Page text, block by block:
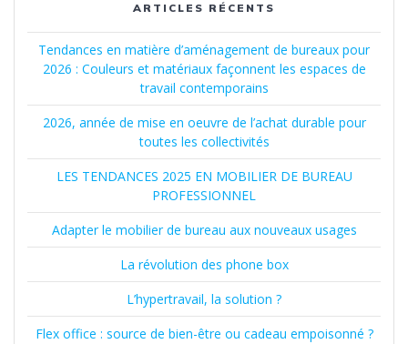
ARTICLES RÉCENTS
Tendances en matière d’aménagement de bureaux pour
2026 : Couleurs et matériaux façonnent les espaces de
travail contemporains
2026, année de mise en oeuvre de l’achat durable pour
toutes les collectivités
LES TENDANCES 2025 EN MOBILIER DE BUREAU
PROFESSIONNEL
Adapter le mobilier de bureau aux nouveaux usages
La révolution des phone box
L’hypertravail, la solution ?
Flex office : source de bien-être ou cadeau empoisonné ?